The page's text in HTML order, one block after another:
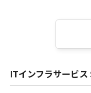
ITインフラサービス